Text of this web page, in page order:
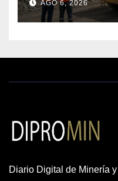
cobre y oro
AGO 6, 2026
Diario Digital de Minería